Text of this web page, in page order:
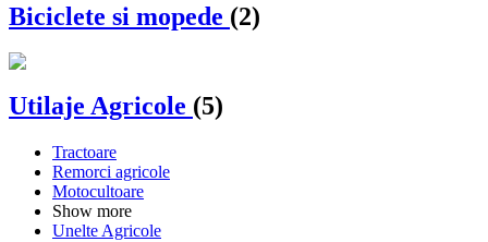
Biciclete si mopede (2)
Utilaje Agricole (5)
Tractoare
Remorci agricole
Motocultoare
Show more
Unelte Agricole